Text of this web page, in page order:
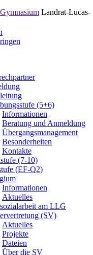
Landrat-Lucas-
(5+6)
Informationen
Beratung und Anmeldung
Übergangsmanagement
Besonderheiten
Kontakte
(7-10)
(EF-Q2)
Informationen
Aktuelles
am LLG
(SV)
Aktuelles
Projekte
Dateien
Über die SV